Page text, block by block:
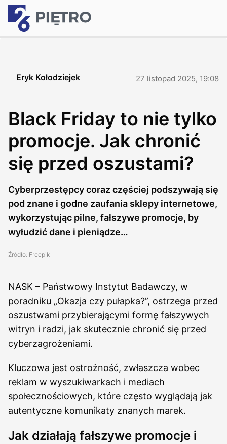
Eryk Kołodziejek 27 listopad 2025, 19:08
Black Friday to nie tylko
promocje. Jak chronić
się przed oszustami?
Cyberprzestępcy coraz częściej podszywają się
pod znane i godne zaufania sklepy internetowe,
wykorzystując pilne, fałszywe promocje, by
wyłudzić dane i pieniądze…
Źródło: Freepik
NASK – Państwowy Instytut Badawczy, w
poradniku „Okazja czy pułapka?”, ostrzega przed
oszustwami przybierającymi formę fałszywych
witryn i radzi, jak skutecznie chronić się przed
cyberzagrożeniami.
Kluczowa jest ostrożność, zwłaszcza wobec
reklam w wyszukiwarkach i mediach
społecznościowych, które często wyglądają jak
autentyczne komunikaty znanych marek.
Jak działają fałszywe promocje i